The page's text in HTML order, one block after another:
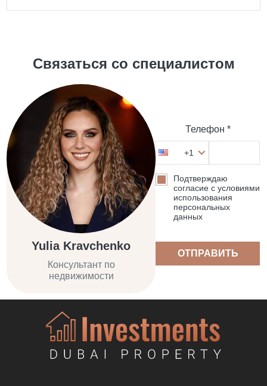
Связаться со специалистом
Yulia Kravchenko
Консультант по
недвижимости
Телефон *
+1
Подтверждаю
согласие с условиями
использования
персональных
данных
ОТПРАВИТЬ